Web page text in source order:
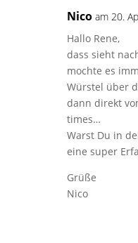
Nico am 20.
Hallo Rene,
dass sieht
mochte es
Würstel über
dann direkt
times…
Warst Du in
eine super
Grüße
Nico